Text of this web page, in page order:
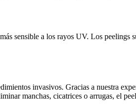
sensible a los rayos UV. Los peelings
invasivos. Gracias a nuestra
manchas, cicatrices o arrugas, el